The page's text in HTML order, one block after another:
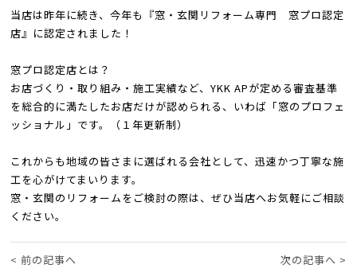
当店は昨年に続き、今年も『窓・玄関リフォーム専門 窓プロ認定
店』に認定されました！
窓プロ認定店とは？
お店づくり・取り組み・施工実績など、YKK APが定める審査基準
を総合的に満たしたお店だけが認められる、いわば「窓のプロフェ
ッショナル」です。（１年更新制）
これからも地域の皆さまに選ばれる会社として、迅速かつ丁寧な施
工を心がけてまいります。
窓・玄関のリフォームをご検討の際は、ぜひ当店へお気軽にご相談
ください。
< 前の記事へ 次の記事へ >